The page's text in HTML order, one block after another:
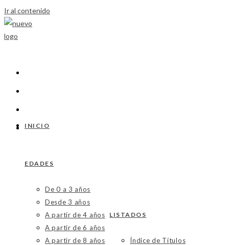
Ir al contenido
INICIO
EDADES
De 0 a 3 años
Desde 3 años
A partir de 4 años
A partir de 6 años
A partir de 8 años
LISTADOS
Índice de Títulos